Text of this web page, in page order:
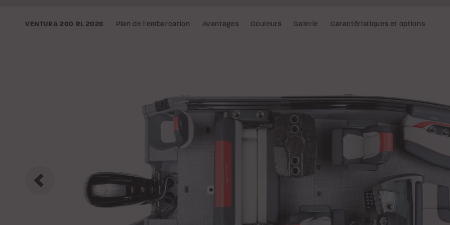
VENTURA 200 RL 2026 Plan de l'embarcation Avantages Couleurs Galerie Caractéristiques et options
Précédent